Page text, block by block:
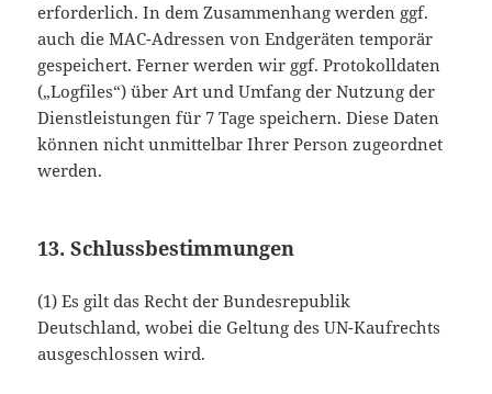
erforderlich. In dem Zusammenhang werden ggf.
auch die MAC-Adressen von Endgeräten temporär
gespeichert. Ferner werden wir ggf. Protokolldaten
(„Logfiles“) über Art und Umfang der Nutzung der
Dienstleistungen für 7 Tage speichern. Diese Daten
können nicht unmittelbar Ihrer Person zugeordnet
werden.
13. Schlussbestimmungen
(1) Es gilt das Recht der Bundesrepublik
Deutschland, wobei die Geltung des UN-Kaufrechts
ausgeschlossen wird.